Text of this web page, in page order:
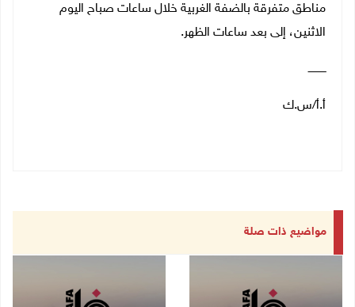
مناطق متفرقة بالضفة الغربية خلال ساعات صباح اليوم
الاثنين، إلى بعد ساعات الظهر.
ـــــــــــ
أ.أ/س.ك
مواضيع ذات صلة